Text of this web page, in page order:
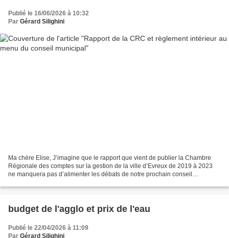
Publié le 16/06/2026 à 10:32
Par Gérard Silighini
Ma chère Elise, J’imagine que le rapport que vient de publier la Chambre
Régionale des comptes sur la gestion de la ville d’Evreux de 2019 à 2023
ne manquera pas d’alimenter les débats de notre prochain conseil
budget de l'agglo et prix de l'eau
Publié le 22/04/2026 à 11:09
Par Gérard Silighini